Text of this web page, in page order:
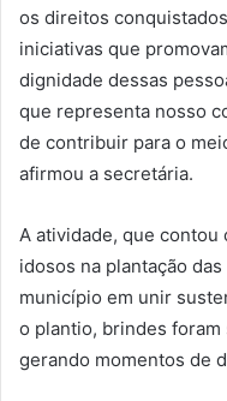
os direitos
iniciativas que
dignidade dessas
que representa nosso
de contribuir para o
afirmou a secretária.
A atividade, que contou
idosos na plantação
município em unir
o plantio, brindes
gerando momentos de